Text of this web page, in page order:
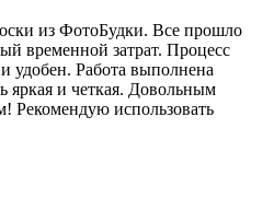
из ФотоБудки. Все прошло
временной затрат. Процесс
удобен. Работа выполнена
яркая и четкая. Довольным
Рекомендую использовать